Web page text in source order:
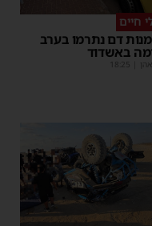
חיים
150 מנות דם נתרמו בערב
באשדוד
18:25